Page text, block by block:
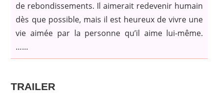
de rebondissements. Il aimerait redevenir humain
dès que possible, mais il est heureux de vivre une
vie aimée par la personne qu’il aime lui-même.
……
TRAILER